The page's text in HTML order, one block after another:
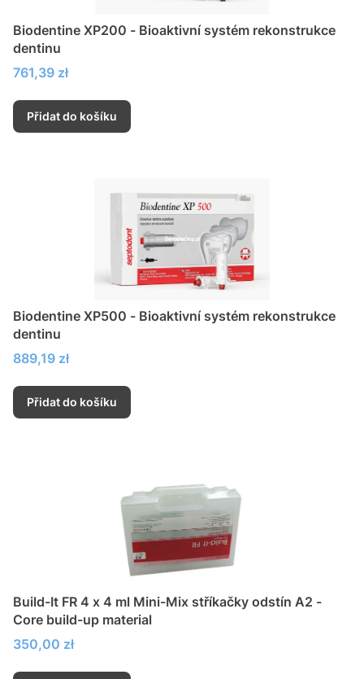
Biodentine XP200 - Bioaktivní systém rekonstrukce
dentinu
Cena
761,39 zł
Přidat do košíku
Biodentine XP500 - Bioaktivní systém rekonstrukce
dentinu
Cena
889,19 zł
Přidat do košíku
Build-It FR 4 x 4 ml Mini-Mix stříkačky odstín A2 -
Core build-up material
Cena
350,00 zł